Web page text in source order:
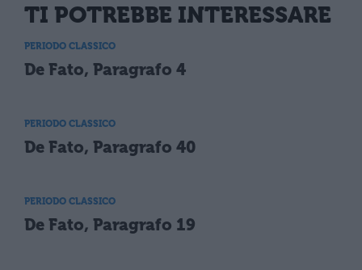
TI POTREBBE INTERESSARE
PERIODO CLASSICO
De Fato, Paragrafo 4
PERIODO CLASSICO
De Fato, Paragrafo 40
PERIODO CLASSICO
De Fato, Paragrafo 19